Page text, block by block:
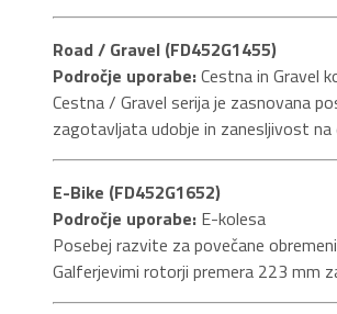
Road / Gravel (FD452G1455)
Področje uporabe:Cestna in Gravel
Cestna / Gravel serija je zasnovana
zagotavljata udobje in zanesljivost
E-Bike (FD452G1652)
Področje uporabe: E-kolesa
Posebej razvite za povečane
Galferjevimi rotorji premera 223 mm